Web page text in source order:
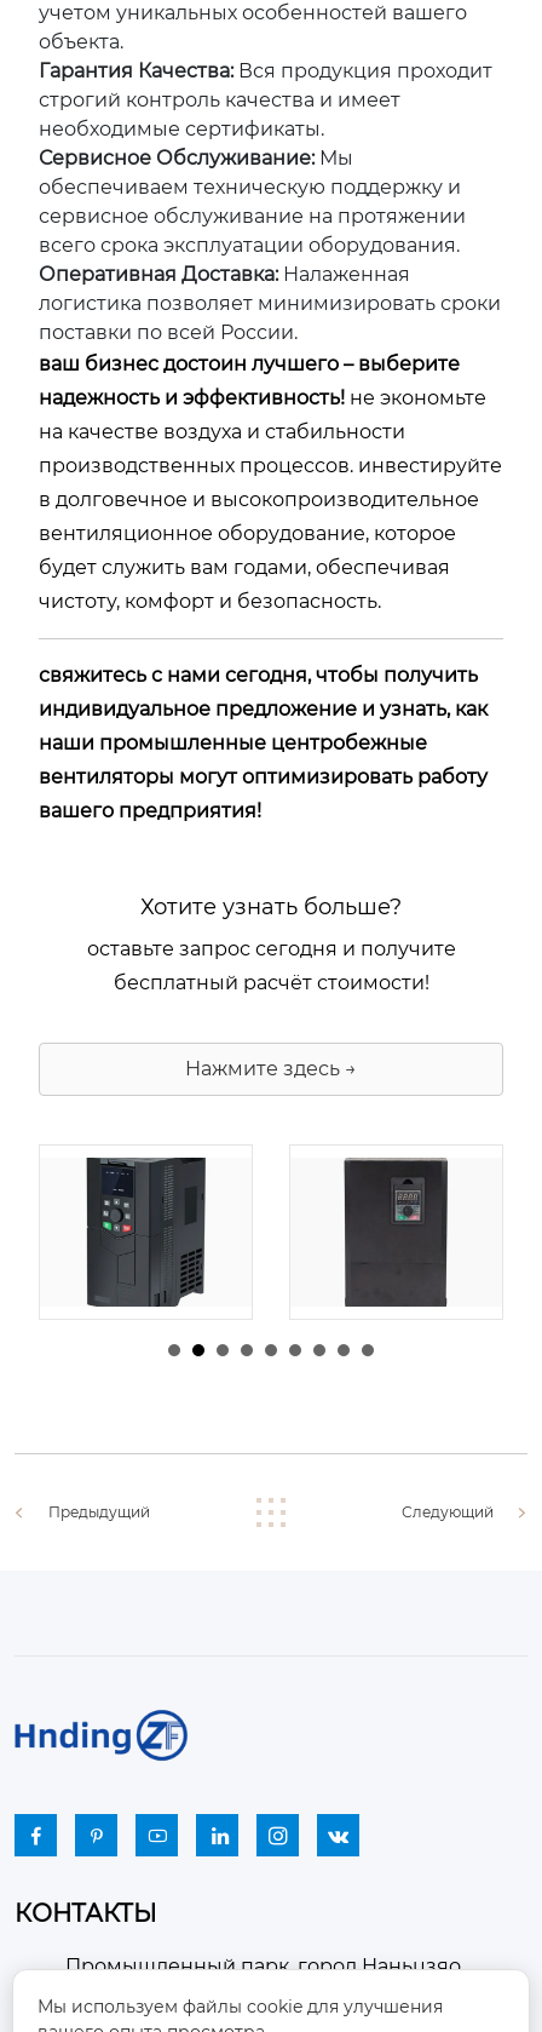
учетом уникальных особенностей вашего
объекта.
Гарантия Качества:Вся продукция проходит
строгий контроль качества и имеет
необходимые сертификаты.
Сервисное Обслуживание:Мы
обеспечиваем техническую поддержку и
сервисное обслуживание на протяжении
всего срока эксплуатации оборудования.
Оперативная Доставка:Налаженная
логистика позволяет минимизировать сроки
поставки по всей России.
ваш бизнес достоин лучшего – выберите
надежность и эффективность! не экономьте
на качестве воздуха и стабильности
производственных процессов. инвестируйте
в долговечное и высокопроизводительное
вентиляционное оборудование, которое
будет служить вам годами, обеспечивая
чистоту, комфорт и безопасность.
свяжитесь с нами сегодня, чтобы получить
индивидуальное предложение и узнать, как
наши промышленные центробежные
вентиляторы могут оптимизировать работу
вашего предприятия!
Хотите узнать больше?
оставьте запрос сегодня и получите
бесплатный расчёт стоимости!
Нажмите здесь →
由admin |30 1 月,
由admin |29 1 月,
Предыдущий Следующий
     
КОНТАКТЫ

Промышленный парк, город Наньцзяо,
район Чжоуцунь, город Цзыбо, провинция
Шаньдун
Мы используем файлы cookie для улучшения